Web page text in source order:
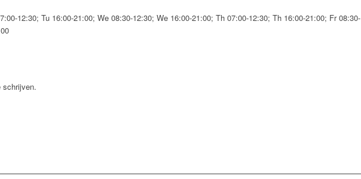
12:30; Tu 16:00-21:00; We 08:30-12:30; We 16:00-21:00; Th 07:00-12:30; Th 16:00-21:00; Fr 08:30-
schrijven.